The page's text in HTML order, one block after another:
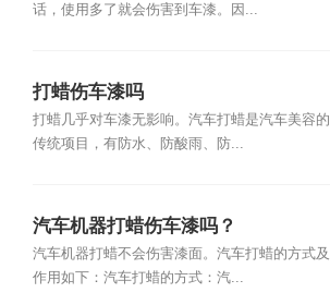
话，使用多了就会伤害到车漆。因...
打蜡伤车漆吗
打蜡几乎对车漆无影响。汽车打蜡是汽车美容的
传统项目，有防水、防酸雨、防...
汽车机器打蜡伤车漆吗？
汽车机器打蜡不会伤害漆面。汽车打蜡的方式及
作用如下：汽车打蜡的方式：汽...